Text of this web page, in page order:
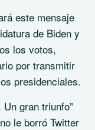
este mensaje
de Biden y
los votos,
por transmitir
presidenciales.
gran triunfo”
le borró Twitter